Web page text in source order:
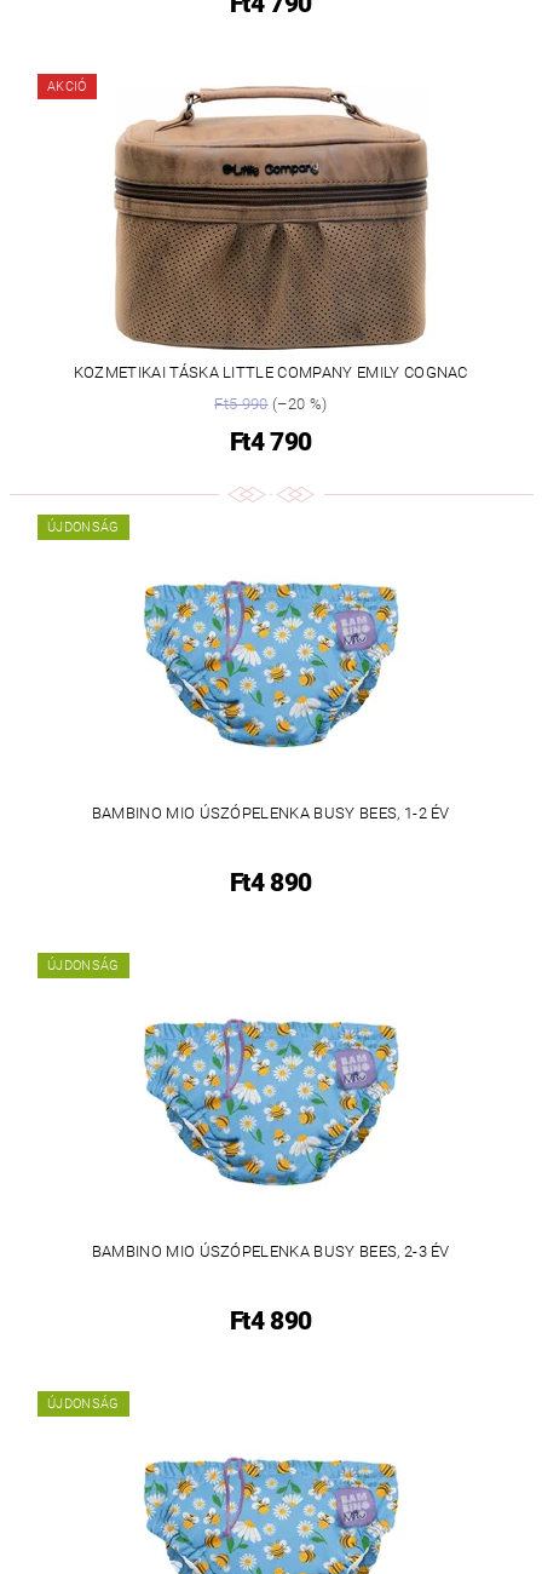
AKCIÓ
KOZMETIKAI TÁSKA LITTLE COMPANY EMILY COGNAC
Ft5 990(–20 %)
Ft4 790
ÚJDONSÁG
BAMBINO MIO ÚSZÓPELENKA BUSY BEES, 1-2 ÉV
Ft4 890
ÚJDONSÁG
BAMBINO MIO ÚSZÓPELENKA BUSY BEES, 2-3 ÉV
Ft4 890
ÚJDONSÁG